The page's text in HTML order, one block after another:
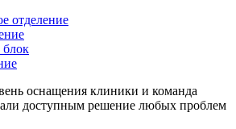
отделение
оснащения клиники и команда
доступным решение любых проблем